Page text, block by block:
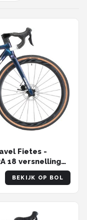
Fietes -
18 versnellingen
dames en
Paars 50
BEKIJK OP BOL